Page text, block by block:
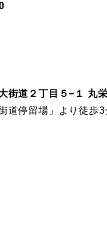
街道２丁目５−１ 丸
道停留場」より徒歩3